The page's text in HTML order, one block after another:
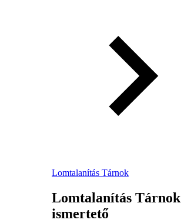
Lomtalanítás Tárnok
Lomtalanítás Tárnok
ismertető